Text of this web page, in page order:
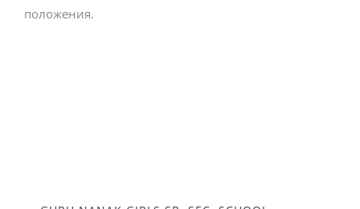
положения.